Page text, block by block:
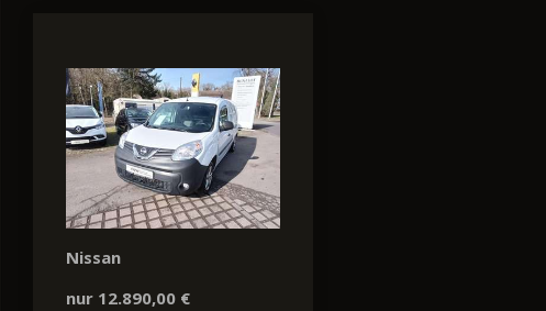
Nissan
nur 12.890,00 €